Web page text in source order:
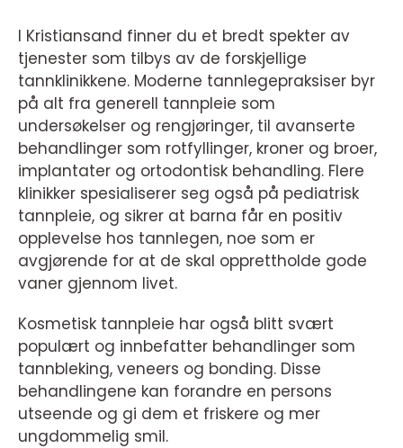
I Kristiansand finner du et bredt spekter av
tjenester som tilbys av de forskjellige
tannklinikkene. Moderne tannlegepraksiser byr
på alt fra generell tannpleie som
undersøkelser og rengjøringer, til avanserte
behandlinger som rotfyllinger, kroner og broer,
implantater og ortodontisk behandling. Flere
klinikker spesialiserer seg også på pediatrisk
tannpleie, og sikrer at barna får en positiv
opplevelse hos tannlegen, noe som er
avgjørende for at de skal opprettholde gode
vaner gjennom livet.
Kosmetisk tannpleie har også blitt svært
populært og innbefatter behandlinger som
tannbleking, veneers og bonding. Disse
behandlingene kan forandre en persons
utseende og gi dem et friskere og mer
ungdommelig smil.